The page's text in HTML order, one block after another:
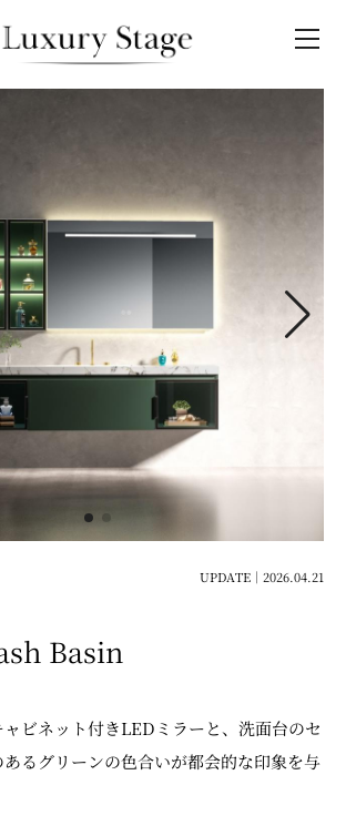
UPDATE｜2026.04.21
Basin
ビネット付きLEDミラーと、洗面台のセ
るグリーンの色合いが都会的な印象を与